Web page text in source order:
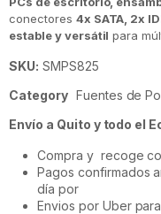
conectores 4x SATA, 2x
estable y versátil para
SKU: SMPS825
Category Fuentes de
Envío a Quito y todo el
Compra y recoge
Pagos confirmados
día por
Envios por Uber